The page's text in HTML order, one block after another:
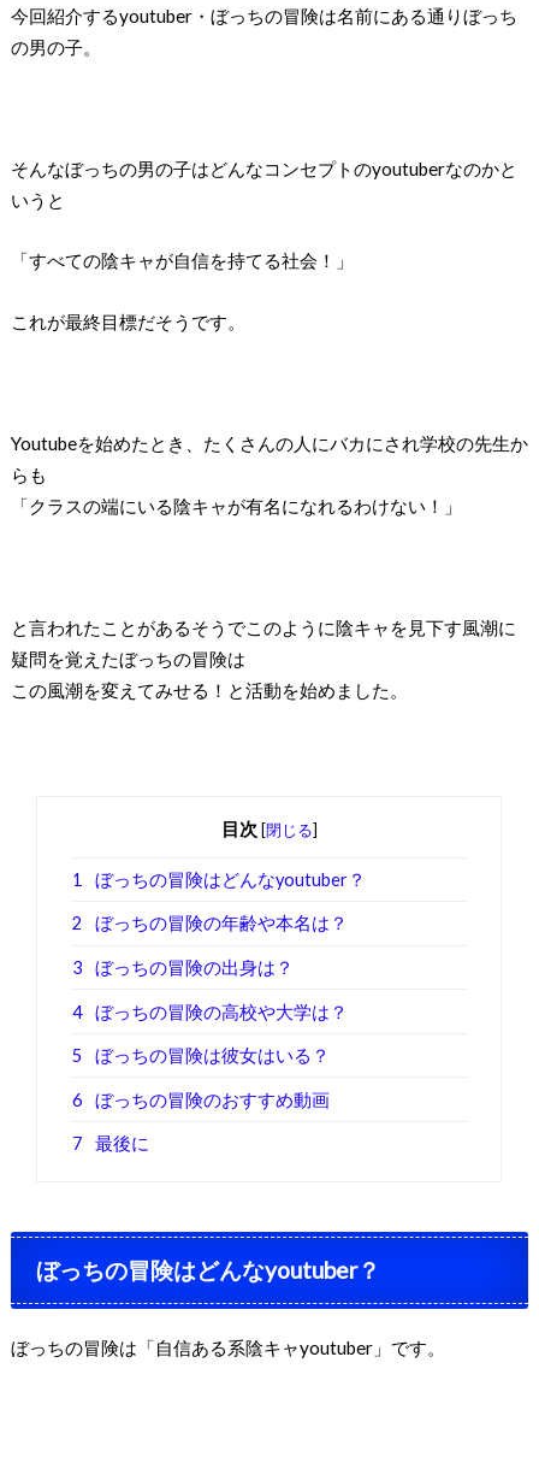
今回紹介するyoutuber・ぼっちの冒険は名前にある通りぼっち
の男の子。
そんなぼっちの男の子はどんなコンセプトのyoutuberなのかと
いうと
「すべての陰キャが自信を持てる社会！」
これが最終目標だそうです。
Youtubeを始めたとき、たくさんの人にバカにされ学校の先生か
らも
「クラスの端にいる陰キャが有名になれるわけない！」
と言われたことがあるそうでこのように陰キャを見下す風潮に
疑問を覚えたぼっちの冒険は
この風潮を変えてみせる！と活動を始めました。
目次 [閉じる]
1 ぼっちの冒険はどんなyoutuber？
2 ぼっちの冒険の年齢や本名は？
3 ぼっちの冒険の出身は？
4 ぼっちの冒険の高校や大学は？
5 ぼっちの冒険は彼女はいる？
6 ぼっちの冒険のおすすめ動画
7 最後に
ぼっちの冒険はどんなyoutuber？
ぼっちの冒険は「自信ある系陰キャyoutuber」です。